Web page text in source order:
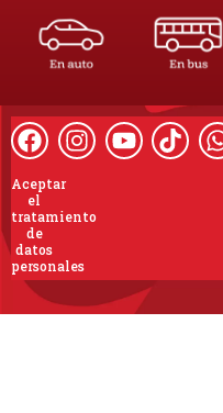
Aceptar
el
tratamiento
de
datos
personales